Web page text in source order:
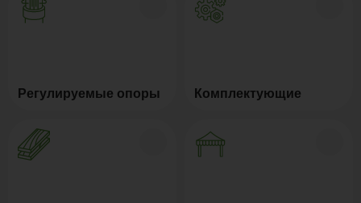
Регулируемые опоры Комплектующие